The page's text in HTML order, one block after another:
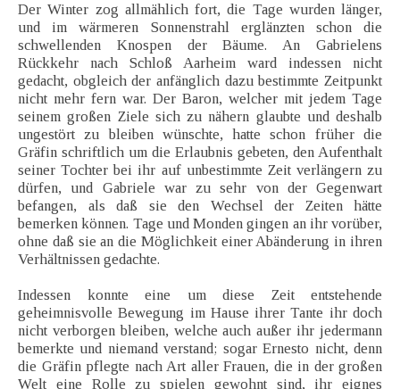
Der Winter zog allmählich fort, die Tage wurden länger,
und im wärmeren Sonnenstrahl erglänzten schon die
schwellenden Knospen der Bäume. An Gabrielens
Rückkehr nach Schloß Aarheim ward indessen nicht
gedacht, obgleich der anfänglich dazu bestimmte Zeitpunkt
nicht mehr fern war. Der Baron, welcher mit jedem Tage
seinem großen Ziele sich zu nähern glaubte und deshalb
ungestört zu bleiben wünschte, hatte schon früher die
Gräfin schriftlich um die Erlaubnis gebeten, den Aufenthalt
seiner Tochter bei ihr auf unbestimmte Zeit verlängern zu
dürfen, und Gabriele war zu sehr von der Gegenwart
befangen, als daß sie den Wechsel der Zeiten hätte
bemerken können. Tage und Monden gingen an ihr vorüber,
ohne daß sie an die Möglichkeit einer Abänderung in ihren
Verhältnissen gedachte.
Indessen konnte eine um diese Zeit entstehende
geheimnisvolle Bewegung im Hause ihrer Tante ihr doch
nicht verborgen bleiben, welche auch außer ihr jedermann
bemerkte und niemand verstand; sogar Ernesto nicht, denn
die Gräfin pflegte nach Art aller Frauen, die in der großen
Welt eine Rolle zu spielen gewohnt sind, ihr eignes